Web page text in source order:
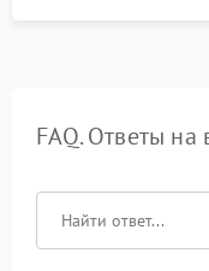
FAQ. Ответы на